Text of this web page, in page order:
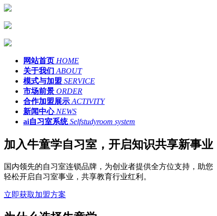
网站首页 HOME
关于我们 ABOUT
模式与加盟 SERVICE
市场前景 ORDER
合作加盟展示 ACTIVITY
新闻中心 NEWS
ai自习室系统 Selfstudyroom system
加入牛童学自习室，开启知识共享新事业
国内领先的自习室连锁品牌，为创业者提供全方位支持，助您
轻松开启自习室事业，共享教育行业红利。
立即获取加盟方案